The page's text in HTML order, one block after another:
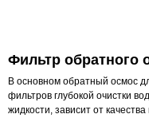
Фильтр обратного
В основном обратный осмос
фильтров глубокой очистки
жидкости, зависит от